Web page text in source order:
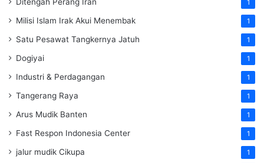
1
Milisi Islam Irak Akui Menembak 1
Satu Pesawat Tangkernya Jatuh 1
Dogiyai 1
Industri & Perdagangan 1
Tangerang Raya 1
Arus Mudik Banten 1
Fast Respon Indonesia Center 1
jalur mudik Cikupa 1